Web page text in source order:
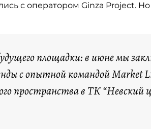
с оператором Ginza Project.
площадки: в июне мы
с опытной командой Market
пространства в ТК